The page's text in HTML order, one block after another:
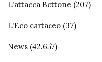
L'attacca Bottone (207)
L'Eco cartaceo (37)
News (42.657)